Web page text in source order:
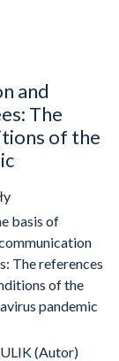
and
The
of the
basis of
The references
of the
pandemic
(Autor)